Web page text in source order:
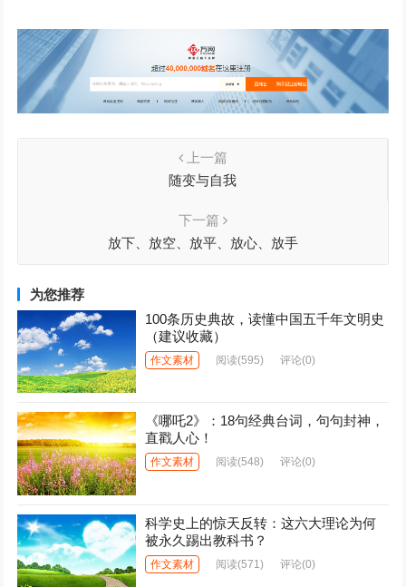
上一篇
随变与自我
下一篇
放下、放空、放平、放心、放手
为您推荐
100条历史典故，读懂中国五千年文明史
（建议收藏）
作文素材 阅读(595) 评论(0)
《哪吒2》：18句经典台词，句句封神，
直戳人心！
作文素材 阅读(548) 评论(0)
科学史上的惊天反转：这六大理论为何
被永久踢出教科书？
作文素材 阅读(571) 评论(0)